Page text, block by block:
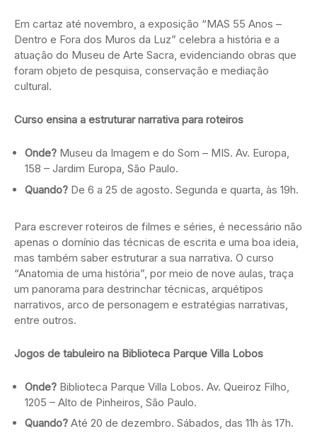
Em cartaz até novembro, a exposição “MAS 55 Anos –
Dentro e Fora dos Muros da Luz” celebra a história e a
atuação do Museu de Arte Sacra, evidenciando obras que
foram objeto de pesquisa, conservação e mediação
cultural.
Curso ensina a estruturar narrativa para roteiros
Onde? Museu da Imagem e do Som – MIS. Av. Europa,
158 – Jardim Europa, São Paulo.
Quando? De 6 a 25 de agosto. Segunda e quarta, às 19h.
Para escrever roteiros de filmes e séries, é necessário não
apenas o domínio das técnicas de escrita e uma boa ideia,
mas também saber estruturar a sua narrativa. O curso
“Anatomia de uma história”, por meio de nove aulas, traça
um panorama para destrinchar técnicas, arquétipos
narrativos, arco de personagem e estratégias narrativas,
entre outros.
Jogos de tabuleiro na Biblioteca Parque Villa Lobos
Onde? Biblioteca Parque Villa Lobos. Av. Queiroz Filho,
1205 – Alto de Pinheiros, São Paulo.
Quando? Até 20 de dezembro. Sábados, das 11h às 17h.